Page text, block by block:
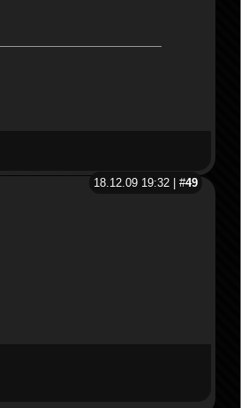
18.12.09 19:32 | #49